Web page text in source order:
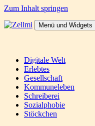
Zum Inhalt springen
Menü und Widgets
Digitale Welt
Erlebtes
Gesellschaft
Kommuneleben
Schreiberei
Sozialphobie
Stöckchen